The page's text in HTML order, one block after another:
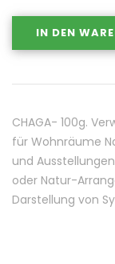
IN DEN
CHAGA- 100g.
für Wohnräume
und
oder Natur-
Darstellung von